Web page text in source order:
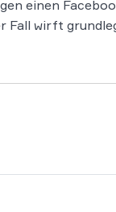
einen
Fall wirft